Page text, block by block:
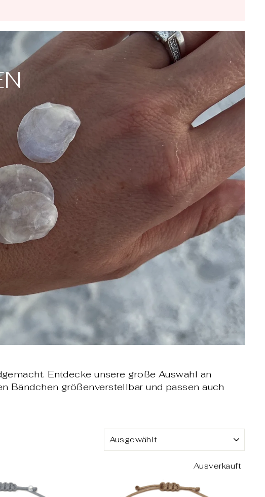
Entdecke unsere große Auswahl an
Bändchen größenverstellbar und passen auch
Ausverkauft